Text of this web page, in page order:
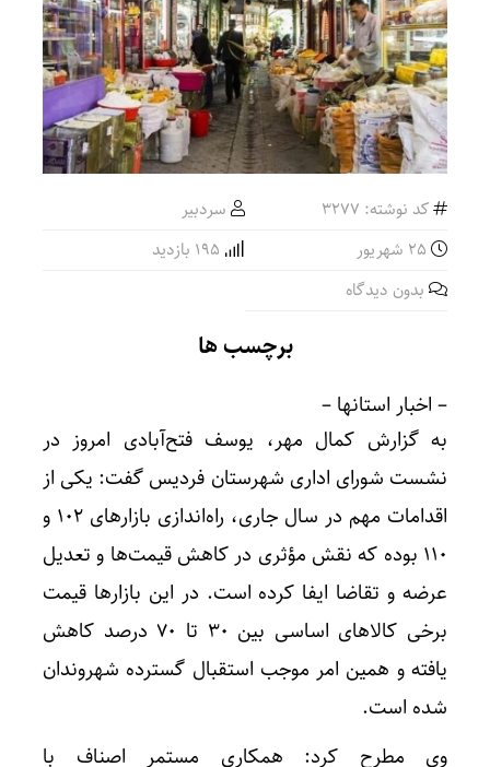
کد نوشته: 3277
سردبیر
بدون دیدگاه
برچسب ها
– اخبار استانها –
به گزارش کمال مهر، یوسف فتح‌آبادی امروز در
نشست شورای اداری شهرستان فردیس گفت: یکی از
اقدامات مهم در سال جاری، راه‌اندازی بازارهای ۱۰۲ و
۱۱۰ بوده که نقش مؤثری در کاهش قیمت‌ها و تعدیل
عرضه و تقاضا ایفا کرده است. در این بازارها قیمت
برخی کالاهای اساسی بین ۳۰ تا ۷۰ درصد کاهش
یافته و همین امر موجب استقبال گسترده شهروندان
شده است.
وی مطرح کرد: همکاری مستمر اصناف با